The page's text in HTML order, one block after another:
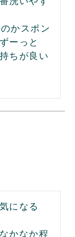
かスポン
ーっと
ちが良い
になる
かなか程